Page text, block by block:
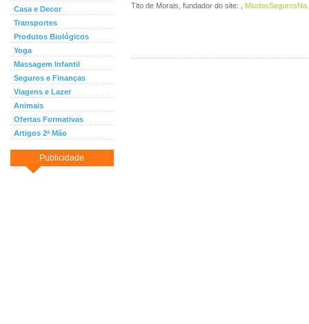
Casa e Decor
Transportes
Produtos Biológicos
Yoga
Massagem Infantil
Seguros e Finanças
Viagens e Lazer
Animais
Ofertas Formativas
Artigos 2ª Mão
Publicidade
Tito de Morais, fundador do site: ,